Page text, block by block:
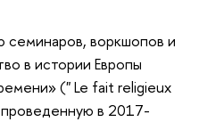
воркшопов и
в истории Европы
(" Le fait religieux
проведенную в 2017-